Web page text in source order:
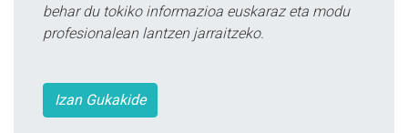
behar du tokiko informazioa euskaraz eta modu
profesionalean lantzen jarraitzeko.
Izan Gukakide